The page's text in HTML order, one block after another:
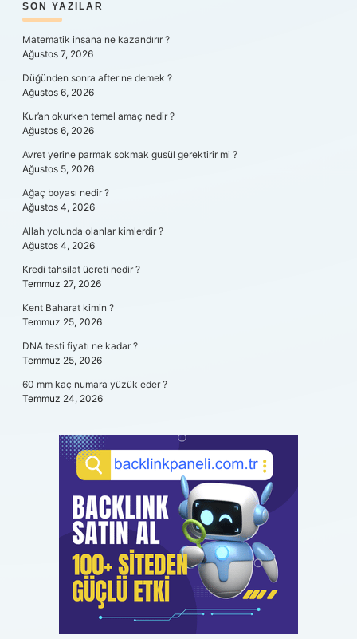
SIDEBAR
SON YAZILAR
Matematik insana ne kazandırır ?
Ağustos 7, 2026
Düğünden sonra after ne demek ?
Ağustos 6, 2026
Kur’an okurken temel amaç nedir ?
Ağustos 6, 2026
Avret yerine parmak sokmak gusül gerektirir mi ?
Ağustos 5, 2026
Ağaç boyası nedir ?
Ağustos 4, 2026
Allah yolunda olanlar kimlerdir ?
Ağustos 4, 2026
Kredi tahsilat ücreti nedir ?
Temmuz 27, 2026
Kent Baharat kimin ?
Temmuz 25, 2026
DNA testi fiyatı ne kadar ?
Temmuz 25, 2026
60 mm kaç numara yüzük eder ?
Temmuz 24, 2026